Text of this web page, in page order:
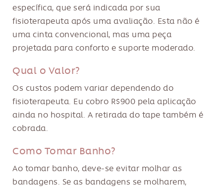
específica, que será indicada por sua
fisioterapeuta após uma avaliação. Esta não é
uma cinta convencional, mas uma peça
projetada para conforto e suporte moderado.
Qual o Valor?
Os custos podem variar dependendo do
fisioterapeuta. Eu cobro R$900 pela aplicação
ainda no hospital. A retirada do tape também é
cobrada.
Como Tomar Banho?
Ao tomar banho, deve-se evitar molhar as
bandagens. Se as bandagens se molharem,